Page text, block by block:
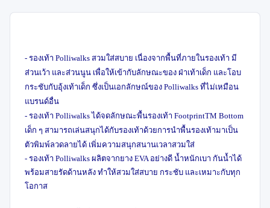
- รองเท้า Polliwalks สวมใส่สบาย เนื่องจากพื้นที่ภายในรองเท้า มี
ส่วนเว้า และส่วนนูน เพื่อให้เข้ากับลักษณะของ ฝ่าเท้าเด็ก และโอบ
กระชับกับอุ้งเท้าเด็ก ซึ่งเป็นเอกลักษณ์ของ Polliwalks ที่ไม่เหมือน
แบรนด์อื่น
- รองเท้า Polliwalks ได้จดลักษณะพื้นรองเท้า FootprintTM Bottom
เด็ก ๆ สามารถเล่นสนุกได้กับรองเท้าด้วยการนำพื้นรองเท้ามาเป็น
ตัวพิมพ์ลวดลายได้ เพิ่มความสนุกสนานเวลาสวมใส่
- รองเท้า Polliwalks ผลิตจากยาง EVA อย่างดี น้ำหนักเบา กันน้ำได้
พร้อมสายรัดด้านหลัง ทำให้สวมใส่สบาย กระชับ และเหมาะกับทุก
โอกาส